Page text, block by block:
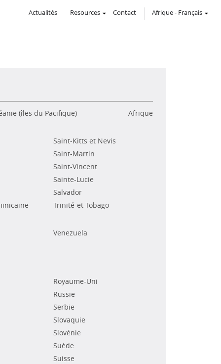
Actualités Resources Contact Afrique- Français
(îles du Pacifique) Afrique
Saint-Kitts et Nevis
Saint-Martin
Saint-Vincent
Sainte-Lucie
Salvador
Trinité-et-Tobago
Venezuela
Royaume-Uni
Russie
Serbie
Slovaquie
Slovénie
Suède
Suisse